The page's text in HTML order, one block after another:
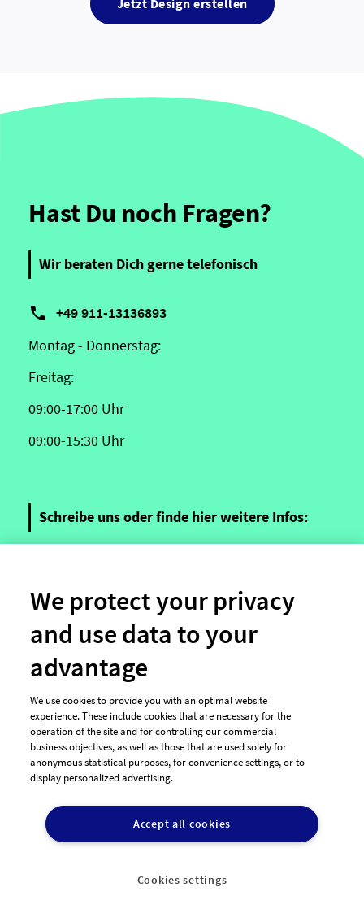
Jetzt Design erstellen
Hast Du noch Fragen?
Wir beraten Dich gerne telefonisch
 +49 911-13136893
Montag - Donnerstag:
Freitag:
09:00-17:00 Uhr
09:00-15:30 Uhr
Schreibe uns oder finde hier weitere Infos:

Agenturen & Großkunden
Weitere Angebote
Logo-Beispiele
Visitenkarten-Beispiele
We protect your privacy
and use data to your
advantage
We use cookies to provide you with an optimal website
experience. These include cookies that are necessary for the
operation of the site and for controlling our commercial
business objectives, as well as those that are used solely for
anonymous statistical purposes, for convenience settings, or to
display personalized advertising.
Accept all cookies
Cookies settings